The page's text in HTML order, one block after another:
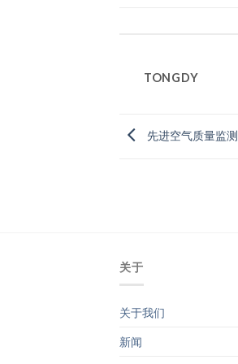
TONGDY
先进空气质量监
关于
关于我们
新闻